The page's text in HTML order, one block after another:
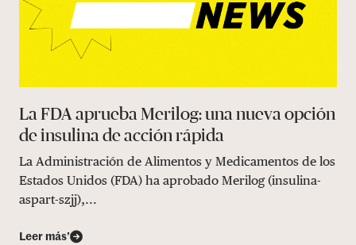
La FDA aprueba Merilog: una nueva opción
de insulina de acción rápida
La Administración de Alimentos y Medicamentos de los
Estados Unidos (FDA) ha aprobado Merilog (insulina-
aspart-szjj),...
Leer más’